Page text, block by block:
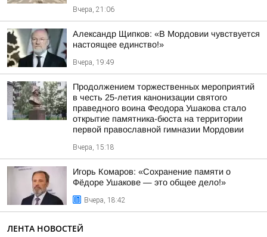
Вчера, 21:06
Александр Щипков: «В Мордовии чувствуется
настоящее единство!»
Вчера, 19:49
Продолжением торжественных мероприятий
в честь 25-летия канонизации святого
праведного воина Феодора Ушакова стало
открытие памятника-бюста на территории
первой православной гимназии Мордовии
Вчера, 15:18
Игорь Комаров: «Сохранение памяти о
Фёдоре Ушакове — это общее дело!»
Вчера, 18:42
ЛЕНТА НОВОСТЕЙ